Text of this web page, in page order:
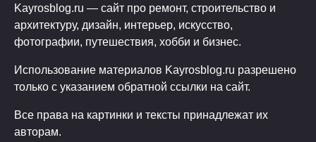
Kayrosblog.ru — сайт про ремонт, строительство и
архитектуру, дизайн, интерьер, искусство,
фотографии, путешествия, хобби и бизнес.
Использование материалов Kayrosblog.ru разрешено
только с указанием обратной ссылки на сайт.
Все права на картинки и тексты принадлежат их
авторам.